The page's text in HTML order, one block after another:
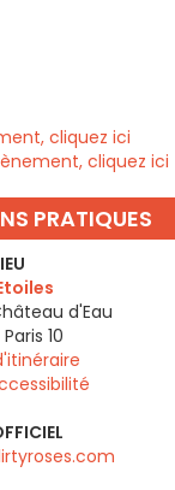
cliquez ici
cliquez ici
PRATIQUES
d'Eau
Paris 10